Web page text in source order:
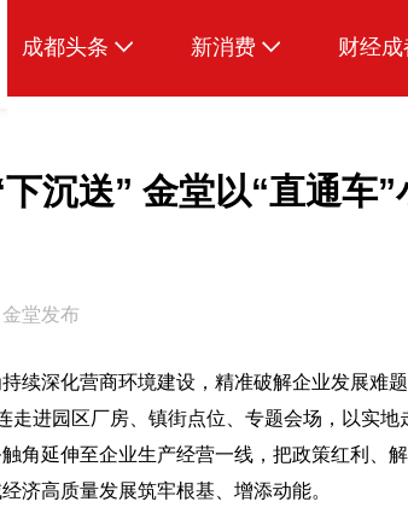
成都头条
本地
传真机
公示
新消费 财经成
沉送” 金堂以“直通车
金堂发布
续深化营商环境建设，精准破解企业发展难题
走进园区厂房、镇街点位、专题会场，以实
角延伸至企业生产经营一线，把政策红利、
济高质量发展筑牢根基、增添动能。